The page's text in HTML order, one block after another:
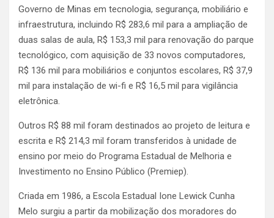
Governo de Minas em tecnologia, segurança, mobiliário e
infraestrutura, incluindo R$ 283,6 mil para a ampliação de
duas salas de aula, R$ 153,3 mil para renovação do parque
tecnológico, com aquisição de 33 novos computadores,
R$ 136 mil para mobiliários e conjuntos escolares, R$ 37,9
mil para instalação de wi-fi e R$ 16,5 mil para vigilância
eletrônica.
Outros R$ 88 mil foram destinados ao projeto de leitura e
escrita e R$ 214,3 mil foram transferidos à unidade de
ensino por meio do Programa Estadual de Melhoria e
Investimento no Ensino Público (Premiep).
Criada em 1986, a Escola Estadual Ione Lewick Cunha
Melo surgiu a partir da mobilização dos moradores do